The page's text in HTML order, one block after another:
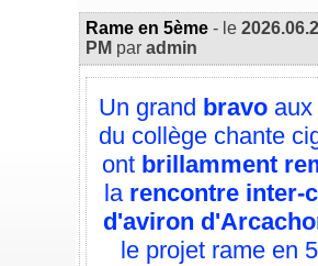
Rame en 5ème - le
PM paradmin
Un grand bravo
du collège chante
ont brillamment
la rencontre inter-
d'aviron
le projet rame en